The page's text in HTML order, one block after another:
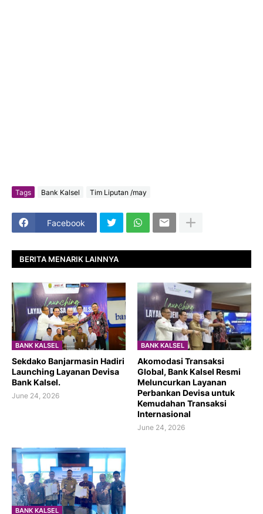
Tags Bank Kalsel Tim Liputan /may
Facebook
BERITA MENARIK LAINNYA
BANK KALSEL
Sekdako Banjarmasin Hadiri
Launching Layanan Devisa
Bank Kalsel.
June 24, 2026
BANK KALSEL
Akomodasi Transaksi
Global, Bank Kalsel Resmi
Meluncurkan Layanan
Perbankan Devisa untuk
Kemudahan Transaksi
Internasional
June 24, 2026
BANK KALSEL